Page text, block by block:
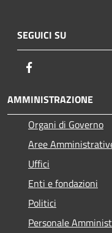
SEGUICI SU
AMMINISTRAZIONE
Organi di Governo
Aree
Uffici
Enti e fondazioni
Politici
Personale